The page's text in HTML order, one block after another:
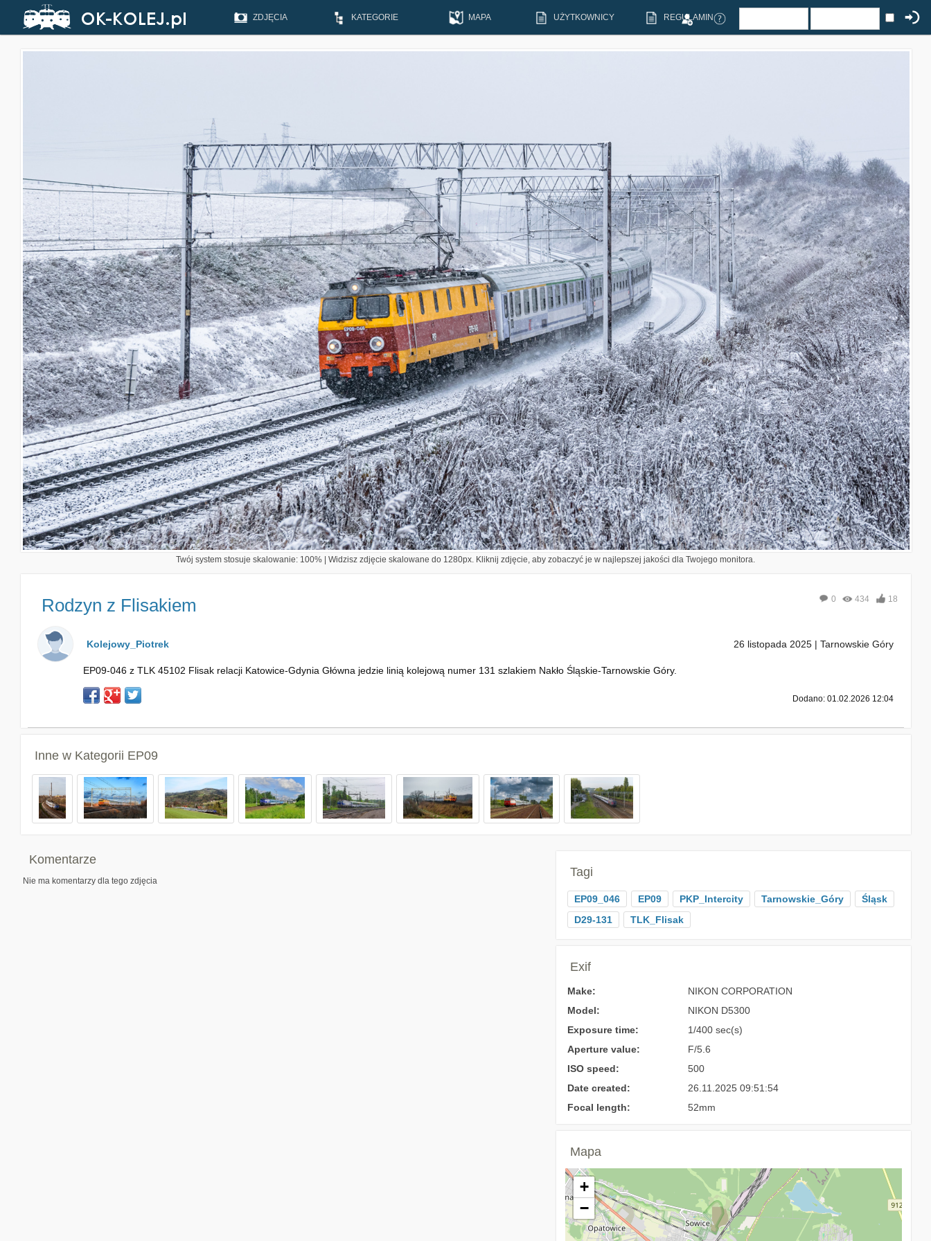
ZDJĘCIA KATEGORIE MAPA UŻYTKOWNICY REGULAMIN
Twój system stosuje skalowanie: 100% | Widzisz zdjęcie skalowane do 1280px. Kliknij zdjęcie, aby zobaczyć je w najlepszej jakości dla Twojego monitora.
Rodzyn z Flisakiem 0 434 18
Kolejowy_Piotrek 26 listopada 2025 | Tarnowskie Góry
EP09-046 z TLK 45102 Flisak relacji Katowice-Gdynia Główna jedzie linią kolejową numer 131 szlakiem Nakło Śląskie-Tarnowskie Góry.
Dodano: 01.02.2026 12:04
Inne w Kategorii EP09
Komentarze
Nie ma komentarzy dla tego zdjęcia
Tagi
EP09_046 EP09 PKP_Intercity Tarnowskie_Góry
Śląsk
D29-131
TLK_Flisak
Exif
Make:
NIKON CORPORATION
Model:
NIKON D5300
Exposure time:
1/400 sec(s)
Aperture value:
F/5.6
ISO speed:
500
Date created:
26.11.2025 09:51:54
Focal length:
52mm
Mapa
+
−